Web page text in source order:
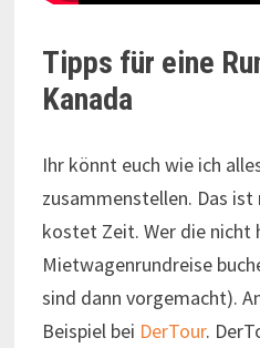
Tipps für eine
Kanada
Ihr könnt euch wie ich
zusammenstellen. Das
kostet Zeit. Wer die nicht
Mietwagenrundreise
sind dann vorgemacht).
Beispiel bei DerTour.